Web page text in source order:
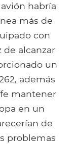
habría
más de
con
de alcanzar
un
además
mantener
en un
de
problemas